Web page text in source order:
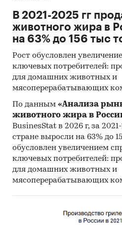
В 2021-2025 гг
животного жира в
на 63% до 156 тыс
Рост обусловлен
ключевых потребителей:
для домашних животных и
мясоперерабатывающих
По данным «Анализа
животного жира в
BusinesStat в 2026 г, за
стране выросли на 63% до
обусловлен увеличением
ключевых потребителей:
для домашних животных и
мясоперерабатывающих